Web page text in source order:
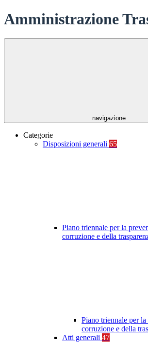
Amministrazione
navigazione
Categorie
Disposizioni generali 65
Piano triennale per la
corruzione e della
Piano triennale per
corruzione e della
Atti generali 47